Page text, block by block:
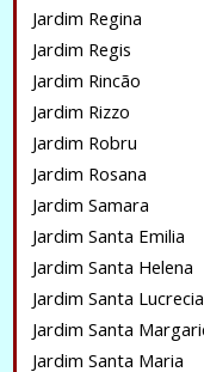
Jardim Regina
Jardim Regis
Jardim Rincão
Jardim Rizzo
Jardim Robru
Jardim Rosana
Jardim Samara
Jardim Santa Emilia
Jardim Santa Helena
Jardim Santa Lucrecia
Jardim Santa
Jardim Santa Maria